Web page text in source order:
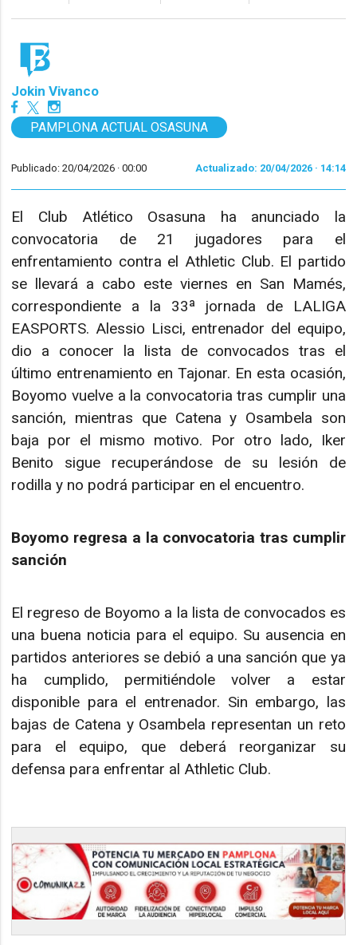
Jokin Vivanco
PAMPLONA ACTUAL OSASUNA
Publicado: 20/04/2026 ·00:00 Actualizado: 20/04/2026 · 14:14
El Club Atlético Osasuna ha anunciado la
convocatoria de 21 jugadores para el
enfrentamiento contra el Athletic Club. El partido
se llevará a cabo este viernes en San Mamés,
correspondiente a la 33ª jornada de LALIGA
EASPORTS. Alessio Lisci, entrenador del equipo,
dio a conocer la lista de convocados tras el
último entrenamiento en Tajonar. En esta ocasión,
Boyomo vuelve a la convocatoria tras cumplir una
sanción, mientras que Catena y Osambela son
baja por el mismo motivo. Por otro lado, Iker
Benito sigue recuperándose de su lesión de
rodilla y no podrá participar en el encuentro.
Boyomo regresa a la convocatoria tras cumplir
sanción
El regreso de Boyomo a la lista de convocados es
una buena noticia para el equipo. Su ausencia en
partidos anteriores se debió a una sanción que ya
ha cumplido, permitiéndole volver a estar
disponible para el entrenador. Sin embargo, las
bajas de Catena y Osambela representan un reto
para el equipo, que deberá reorganizar su
defensa para enfrentar al Athletic Club.